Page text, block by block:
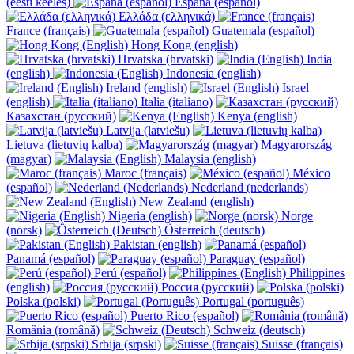
Ελλάδα (ελληνικά)
France (français)
Guatemala (español)
Hong Kong (english)
Hrvatska (hrvatski)
India
(english)
Indonesia (english)
Ireland (english)
Israel
(english)
Italia (italiano)
Казахстан (русский)
Kenya (english)
Latvija (latviešu)
Lietuva (lietuvių kalba)
Magyarország
(magyar)
Malaysia (english)
Maroc (français)
México
(español)
Nederland (nederlands)
New Zealand (english)
Nigeria (english)
Norge
(norsk)
Österreich (deutsch)
Pakistan (english)
Panamá (español)
Paraguay (español)
Perú (español)
Philippines
(english)
Россия (русский)
Polska (polski)
Portugal (português)
Puerto Rico (español)
România (română)
Schweiz (deutsch)
Srbija (srpski)
Suisse (français)